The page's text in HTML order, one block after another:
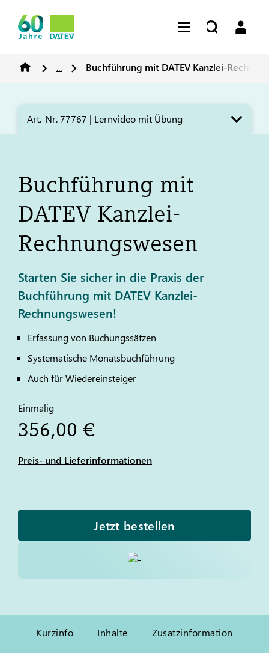
... Buchführung mit DATEV Kanzlei-
Art.-Nr. 77767 | Lernvideo mit Übung
Buchführung mit
DATEVKanzlei-
Rechnungswesen
Starten Sie sicher in die Praxis der
Buchführung mit DATEV Kanzlei-
Rechnungswesen!
Erfassung von Buchungssätzen
Systematische Monatsbuchführung
Auch für Wiedereinsteiger
Einmalig
356,00 €
Preis- und Lieferinformationen
Jetzt bestellen
Kurzinfo Inhalte Zusatzinformation